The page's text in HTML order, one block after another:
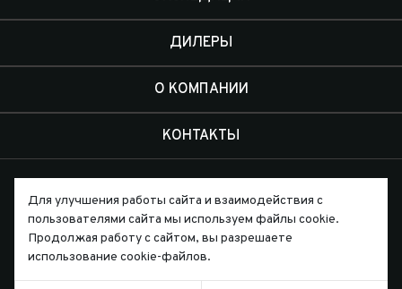
ДИЛЕРЫ
О КОМПАНИИ
КОНТАКТЫ
Письмо директору
Для улучшения работы сайта и взаимодействия с
пользователями сайта мы используем файлы cookie.
Продолжая работу с сайтом, вы разрешаете
использование cookie-файлов.